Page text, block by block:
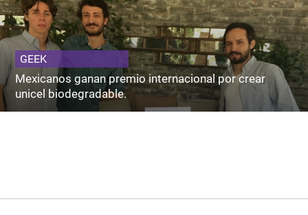
GEEK
Mexicanos ganan premio internacional por crear
unicel biodegradable.